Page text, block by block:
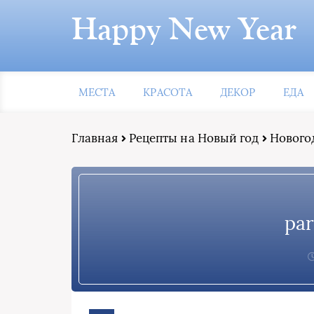
Happy New Year
МЕСТА КРАСОТА ДЕКОР ЕДА
Главная Рецепты на Новый год